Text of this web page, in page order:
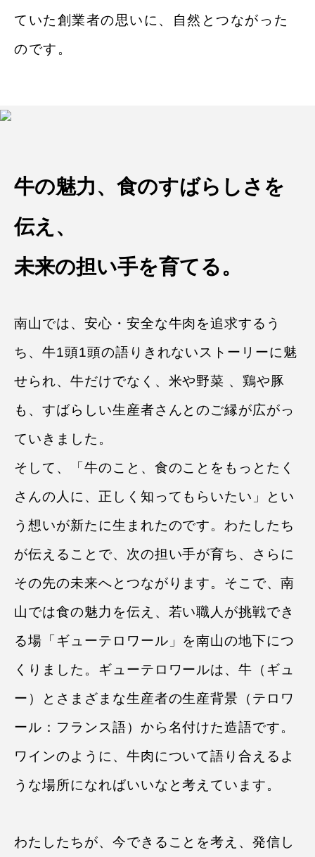
ていた創業者の思いに、⾃然とつながった
のです。
牛の魅力、食のすばらしさを
伝え、
未来の担い手を育てる。
南山では、安心・安全な牛肉を追求するう
ち、牛1頭1頭の語りきれないストーリーに魅
せられ、牛だけでなく、米や野菜 、鶏や豚
も、すばらしい生産者さんとのご縁が広がっ
ていきました。
そして、「牛のこと、食のことをもっとたく
さんの人に、正しく知ってもらいたい」とい
う想いが新たに生まれたのです。 わたしたち
が伝えることで、次の担い手が育ち、さらに
その先の未来へとつながります。 そこで、南
山では食の魅力を伝え、若い職人が挑戦でき
る場「ギューテロワール」を南山の地下につ
くりました。ギューテロワールは、牛（ギュ
ー）とさまざまな生産者の生産背景（テロワ
ール：フランス語）から名付けた造語です。
ワインのように、牛肉について語り合えるよ
うな場所になればいいなと考えています。
わたしたちが、今できることを考え、発信し